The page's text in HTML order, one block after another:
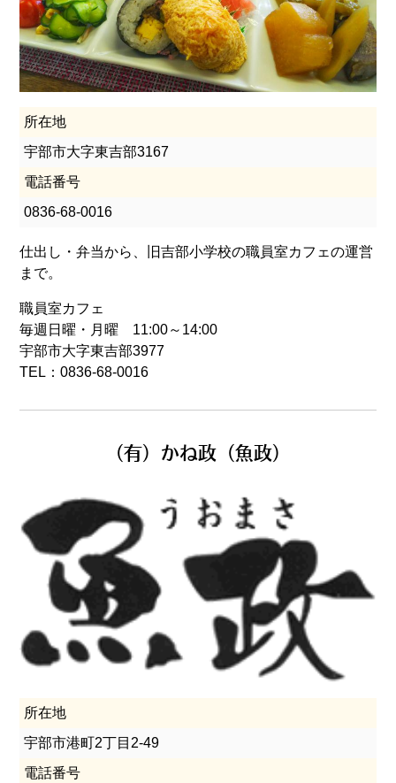
所在地
宇部市大字東吉部3167
電話番号
0836-68-0016
仕出し・弁当から、旧吉部小学校の職員室カフェの運営
まで。
職員室カフェ
毎週日曜・月曜 11:00～14:00
宇部市大字東吉部3977
TEL：0836-68-0016
（有）かね政（魚政）
所在地
宇部市港町2丁目2-49
電話番号